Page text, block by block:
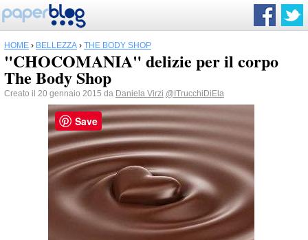
HOME › BELLEZZA › THE BODY SHOP
"CHOCOMANIA" delizie per il corpo
The Body Shop
Creato il 20 gennaio 2015 da Daniela Virzi @ITrucchiDiEla
Save